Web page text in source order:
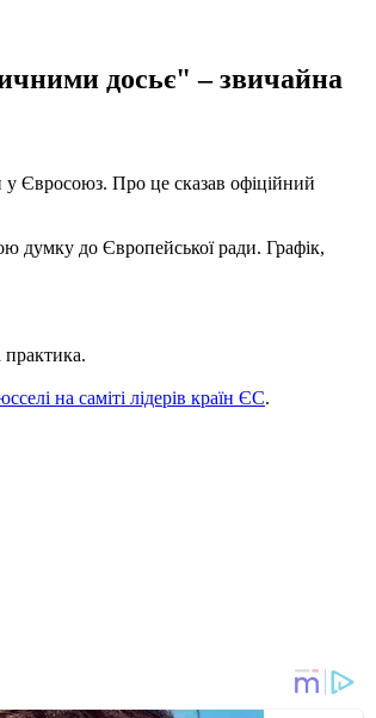
досьє" – звичайна
у Євросоюз. Про це сказав офіційний
думку до Європейської ради. Графік,
на саміті лідерів країн ЄС.